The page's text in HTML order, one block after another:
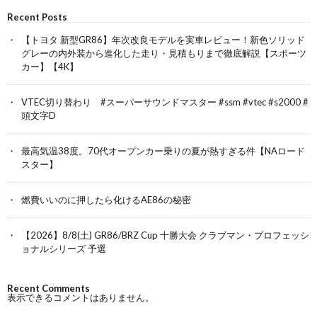
Recent Posts
【トヨタ 新型GR86】年次改良モデルを実車レビュー！新色ソリッド
グレーの内外装から進化した走り・見積もりまで徹底解説【スポーツ
カー】【4K】
VTEC切り替わり #スーパーサウンドマスター #ssm #vtec #s2000 #
頭文字D
最高気温38度。70代オープンカー乗りの夏が熱すぎる件【NAロード
スター】
燃費いいのに押したら化けるAE86の秘密
【2026】8/8(土) GR86/BRZ Cup 十勝大会 クラブマン・プロフェッシ
ョナルシリーズ 予選
Recent Comments
表示できるコメントはありません。